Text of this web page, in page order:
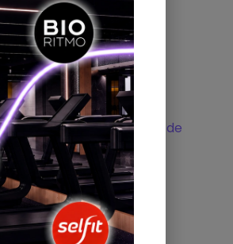
comosoftware de
negócio.